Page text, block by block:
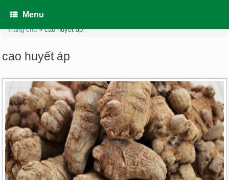
Menu
Trang chủ»cao huyết áp
cao huyết áp